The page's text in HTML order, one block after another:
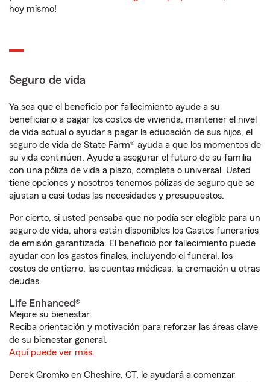
hoy mismo!
Seguro de vida
Ya sea que el beneficio por fallecimiento ayude a su
beneficiario a pagar los costos de vivienda, mantener el nivel
de vida actual o ayudar a pagar la educación de sus hijos, el
seguro de vida de State Farm® ayuda a que los momentos de
su vida continúen. Ayude a asegurar el futuro de su familia
con una póliza de vida a plazo, completa o universal. Usted
tiene opciones y nosotros tenemos pólizas de seguro que se
ajustan a casi todas las necesidades y presupuestos.
Por cierto, si usted pensaba que no podía ser elegible para un
seguro de vida, ahora están disponibles los Gastos funerarios
de emisión garantizada. El beneficio por fallecimiento puede
ayudar con los gastos finales, incluyendo el funeral, los
costos de entierro, las cuentas médicas, la cremación u otras
deudas.
Life Enhanced®
Mejore su bienestar.
Reciba orientación y motivación para reforzar las áreas clave
de su bienestar general.
Aquí puede ver más.
Derek Gromko en Cheshire, CT, le ayudará a comenzar